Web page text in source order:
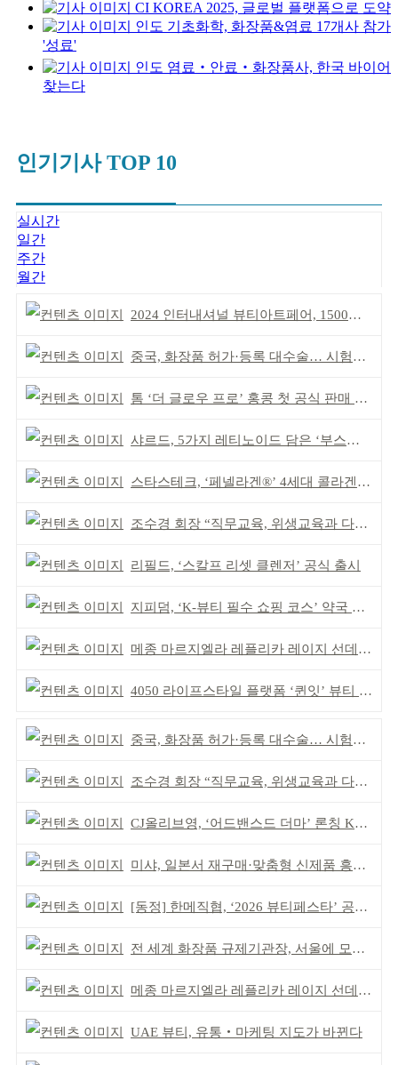
CI KOREA 2025, 글로벌 플랫폼으로 도약
인도 기초화학, 화장품&염료 17개사 참가
'성료'
인도 염료‧안료‧화장품사, 한국 바이어
찾는다
인기기사 TOP 10
실시간
일간
주간
월간
2024 인터내셔널 뷰티아트페어, 1500명 참가
중국, 화장품 허가·등록 대수술… 시험자료 공용 허용
톰 ‘더 글로우 프로’ 홍콩 첫 공식 판매 완판
샤르드, 5가지 레티노이드 담은 ‘부스팅 세럼’ 출시
스타스테크, ‘페넬라겐®’ 4세대 콜라겐 원료 호평
조수경 회장 “직무교육, 위생교육과 다르다”
리필드, ‘스칼프 리셋 클렌저’ 공식 출시
지피덤, ‘K-뷰티 필수 쇼핑 코스’ 약국 공략
메종 마르지엘라 레플리카 레이지 선데이 모닝 디퓨저
4050 라이프스타일 플랫폼 ‘퀸잇’ 뷰티 성장세
중국, 화장품 허가·등록 대수술… 시험자료 공용 허용
조수경 회장 “직무교육, 위생교육과 다르다”
CJ올리브영, ‘어드밴스드 더마’ 론칭 K더마 육성 박차
미샤, 일본서 재구매·맞춤형 신제품 흥행 ‘쌍끌이’
[동정] 한메직협, ‘2026 뷰티페스타’ 공동 주최
전 세계 화장품 규제기관장, 서울에 모인다
메종 마르지엘라 레플리카 레이지 선데이 모닝 디퓨저
UAE 뷰티, 유통‧마케팅 지도가 바뀐다